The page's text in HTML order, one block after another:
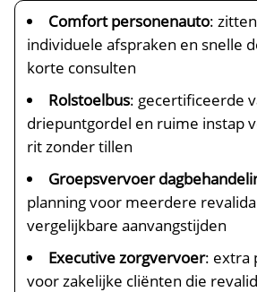
Comfort personenauto:
individuele afspraken en snelle
korte consulten
Rolstoelbus: gecertificeerde
driepuntgordel en ruime instap
rit zonder tillen
Groepsvervoer
planning voor meerdere
vergelijkbare aanvangstijden
Executive zorgvervoer: extra
voor zakelijke cliënten die